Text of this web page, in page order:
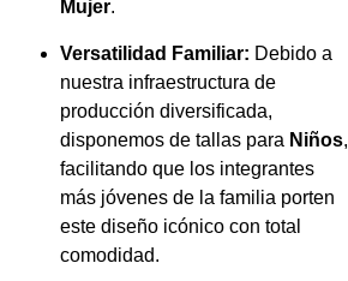
Mujer.
Versatilidad Familiar: Debido a
nuestra infraestructura de
producción diversificada,
disponemos de tallas para Niños,
facilitando que los integrantes
más jóvenes de la familia porten
este diseño icónico con total
comodidad.